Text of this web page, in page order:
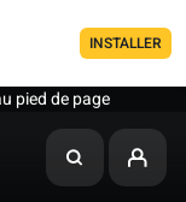
INSTALLER
pied de page